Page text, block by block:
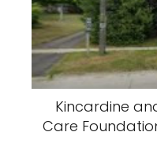
Kincardine
Care